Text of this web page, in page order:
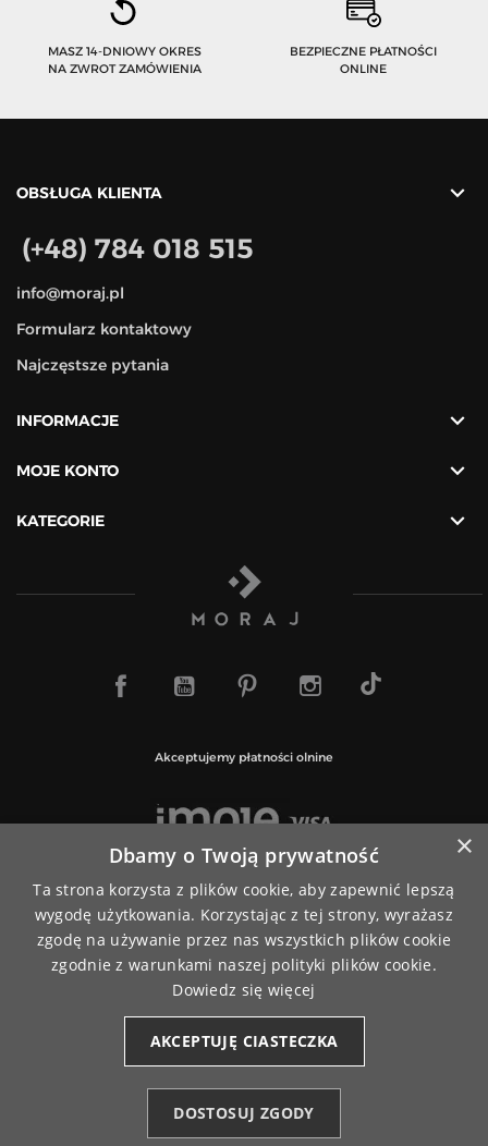
Start
Ulubione (0) Konto
MASZ 14-DNIOWY OKRES
NA ZWROT ZAMÓWIENIA
BEZPIECZNE PŁATNOŚCI
ONLINE
OBSŁUGA KLIENTA 
(+48) 784 018 515
info@moraj.pl
Formularz kontaktowy
Najczęstsze pytania
INFORMACJE 
MOJE KONTO 
KATEGORIE 
Akceptujemy płatności olnine
PrestaShop Responsywne Sklepy Internetowe
×
Dbamy o Twoją prywatność
Ta strona korzysta z plików cookie, aby zapewnić lepszą
wygodę użytkowania. Korzystając z tej strony, wyrażasz
zgodę na używanie przez nas wszystkich plików cookie
zgodnie z warunkami naszej polityki plików cookie.
Dowiedz się więcej
AKCEPTUJĘ CIASTECZKA
DOSTOSUJ ZGODY